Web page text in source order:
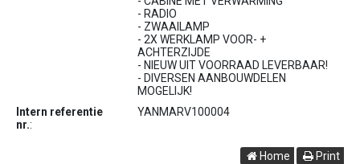
- RADIO
- ZWAAILAMP
- 2X WERKLAMP VOOR- +
ACHTERZIJDE
- NIEUW UIT VOORRAAD LEVERBAAR!
- DIVERSEN AANBOUWDELEN
MOGELIJK!
Intern referentie
nr.:
YANMARV100004
Home Print